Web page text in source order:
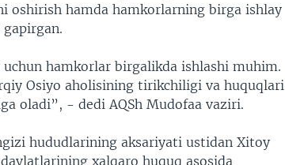
oshirish hamda hamkorlarning birga ishlay
hamkorlar birgalikda ishlashi muhim.
Osiyo aholisining tirikchiligi va huquqlari
oladi”, - dedi AQSh Mudofaa vaziri.
hududlarining aksariyati ustidan Xitoy
xalqaro huquq asosida